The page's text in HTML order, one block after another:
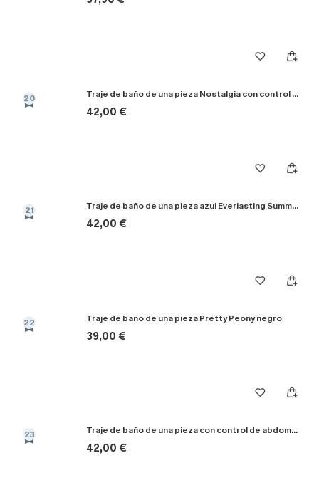
20 Traje de baño de una pieza Nostalgia con control de abdomen
42,00 €
21 Traje de baño de una pieza azul Everlasting Summer
42,00 €
22 Traje de baño de una pieza Pretty Peony negro
39,00 €
23 Traje de baño de una pieza con control de abdomen inspirado en la película "La pantalla grande"
42,00 €
-10% extra sin compra mínima
Al proporcionar su información de contacto y enviar este formulario,
usted acepta nuestrosTérminos y condiciones
privacidad, y además acepta recibir correos electrónicos